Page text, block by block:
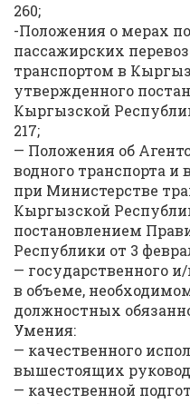
260;
-Положения о мерах
пассажирских
транспортом в
утвержденного
Кыргызской
217;
— Положения об
водного транспорта и
при Министерстве
Кыргызской
постановлением
Республики от 3
— государственного
в объеме,
должностных
Умения:
— качественного
вышестоящих
— качественной